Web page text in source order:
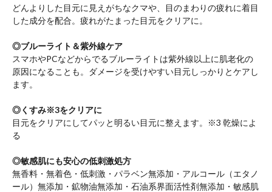
どんよりした目元に見えがちなクマや、目のまわりの疲れに着目
した成分を配合。疲れがたまった目元をクリアに。
◎ブルーライト＆紫外線ケア
スマホやPCなどからでるブルーライトは紫外線以上に肌老化の
原因になることも。ダメージを受けやすい目元しっかりとケアし
ます。
◎くすみ※3をクリアに
目元をクリアにしてパッと明るい目元に整えます。※3 乾燥によ
る
◎敏感肌にも安心の低刺激処方
無香料・無着色・低刺激・パラベン無添加・アルコール（エタノ
ール）無添加・鉱物油無添加・石油系界面活性剤無添加・敏感肌